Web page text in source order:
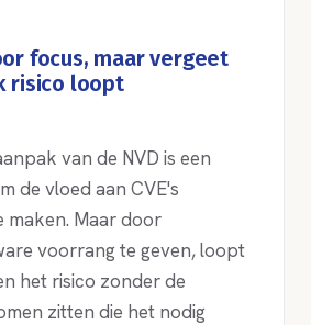
focus, maar vergeet
risico loopt
van de NVD is een
de vloed aan CVE's
maken. Maar door
voorrang te geven, loopt
het risico zonder de
zitten die het nodig